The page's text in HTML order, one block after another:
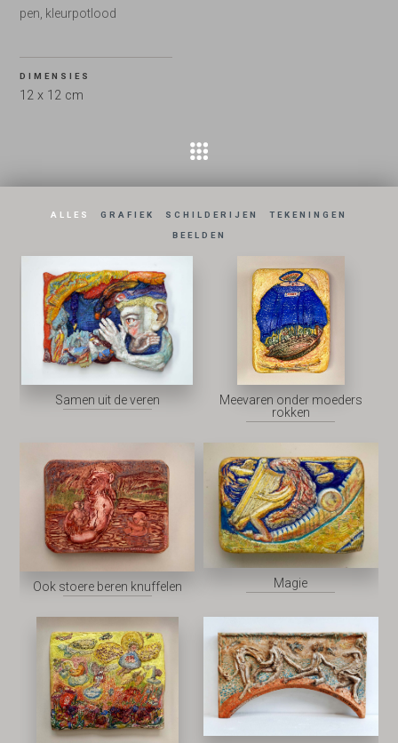
pen, kleurpotlood
DIMENSIES
12 x 12 cm
ALLES GRAFIEK SCHILDERIJEN TEKENINGEN
BEELDEN
Samen uit de veren
Meevaren onder moeders
rokken
Ook stoere beren knuffelen Magie